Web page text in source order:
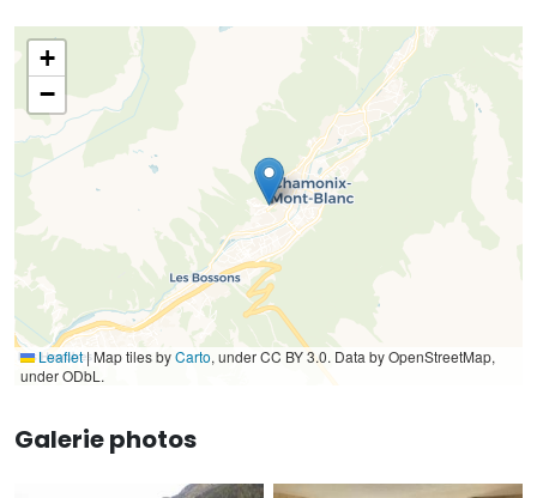
+
−
Leaflet |Map tiles byCarto, under CC BY 3.0. Data by OpenStreetMap,
under ODbL.
Galerie photos